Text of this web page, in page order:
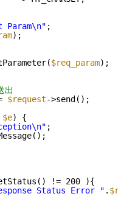
Param\n" ;
);
$req_param);
出
$request->send();
$e) {
;
!= 200 ){
Status Error " .